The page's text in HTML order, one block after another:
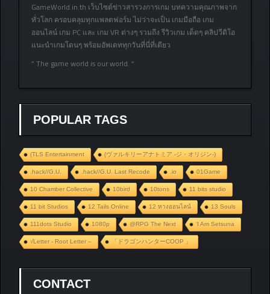
GameWorld.in.th เว็บไซต์ข่าวสารวงการเกม บทความคุณภาพจาก
ทั่วโลก ครอบคลุมทุกแพลตฟอร์ม ไม่ว่าจะเป็น เกมมือถือ เกม
ออนไลน์ เกม PC และ เกม VR ต่างๆ รวมถึง รีวิวเกม เด็ดๆ คลิปวีดิโอ
แนะนำเกมโดนๆ พร้อมอัพเดททุกวันที่นี่ที่เดียว
” The game world is our world. “
POPULAR TAGS
(TLS Entertainment (ヴァルキリーアナトミア ‐ジ・オリジン‐)
.hack//G.U. .hack//G.U. Last Recode .io 01Game
10 Chamber Collective 10bird 10tons 11 bits studio
11 bit Studios 12 Tails Online 12 หางออนไลน์ 13 Souls
111dots Studio 1080p @RPG The Next ‘I Am Setsuna
√Letter - Root Letter – 「ドラゴンハンターCOOP 」
CONTACT